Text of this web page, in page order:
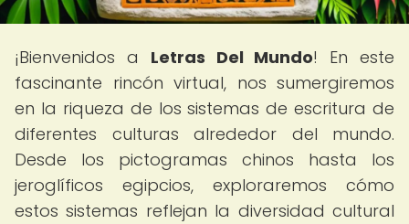
¡Bienvenidos a Letras Del Mundo! En este
fascinante rincón virtual, nos sumergiremos
en la riqueza de los sistemas de escritura de
diferentes culturas alrededor del mundo.
Desde los pictogramas chinos hasta los
jeroglíficos egipcios, exploraremos cómo
estos sistemas reflejan la diversidad cultural